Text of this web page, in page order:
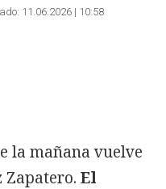
11.06.2026 | 10:58
la mañana vuelve
Zapatero. El